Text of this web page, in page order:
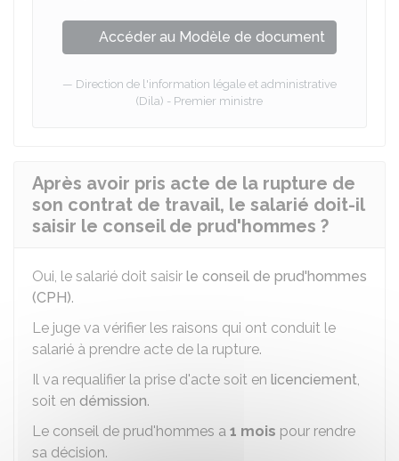
Accéder au Modèle de document
Direction de l'information légale et administrative
(Dila) - Premier ministre
Après avoir pris acte de la rupture de
son contrat de travail, le salarié doit-il
saisir le conseil de prud'hommes ?
Oui, le salarié doit saisir le conseil de prud'hommes
(CPH).
Le juge va vérifier les raisons qui ont conduit le
salarié à prendre acte de la rupture.
Il va requalifier la prise d'acte soit en licenciement,
soit en démission.
Le conseil de prud'hommes a 1 mois pour rendre
sa décision.